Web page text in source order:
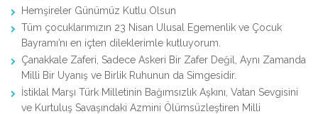
Hemşireler Günümüz Kutlu Olsun
Tüm çocuklarımızın 23 Nisan Ulusal Egemenlik ve Çocuk
Bayramı’nı en içten dileklerimle kutluyorum.
Çanakkale Zaferi, Sadece Askeri Bir Zafer Değil, Aynı Zamanda
Milli Bir Uyanış ve Birlik Ruhunun da Simgesidir.
İstiklal Marşı Türk Milletinin Bağımsızlık Aşkını, Vatan Sevgisini
ve Kurtuluş Savaşındaki Azmini Ölümsüzleştiren Milli